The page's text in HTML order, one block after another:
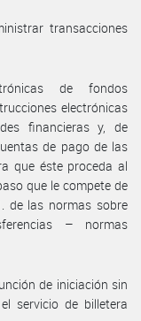
transacciones
de fondos
electrónicas
financieras y, de
de pago de las
que éste proceda al
que le compete de
de las normas sobre
– normas
de iniciación sin
servicio de billetera